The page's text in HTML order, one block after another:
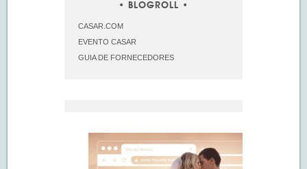
BLOGROLL
CASAR.COM
EVENTO CASAR
GUIA DE FORNECEDORES